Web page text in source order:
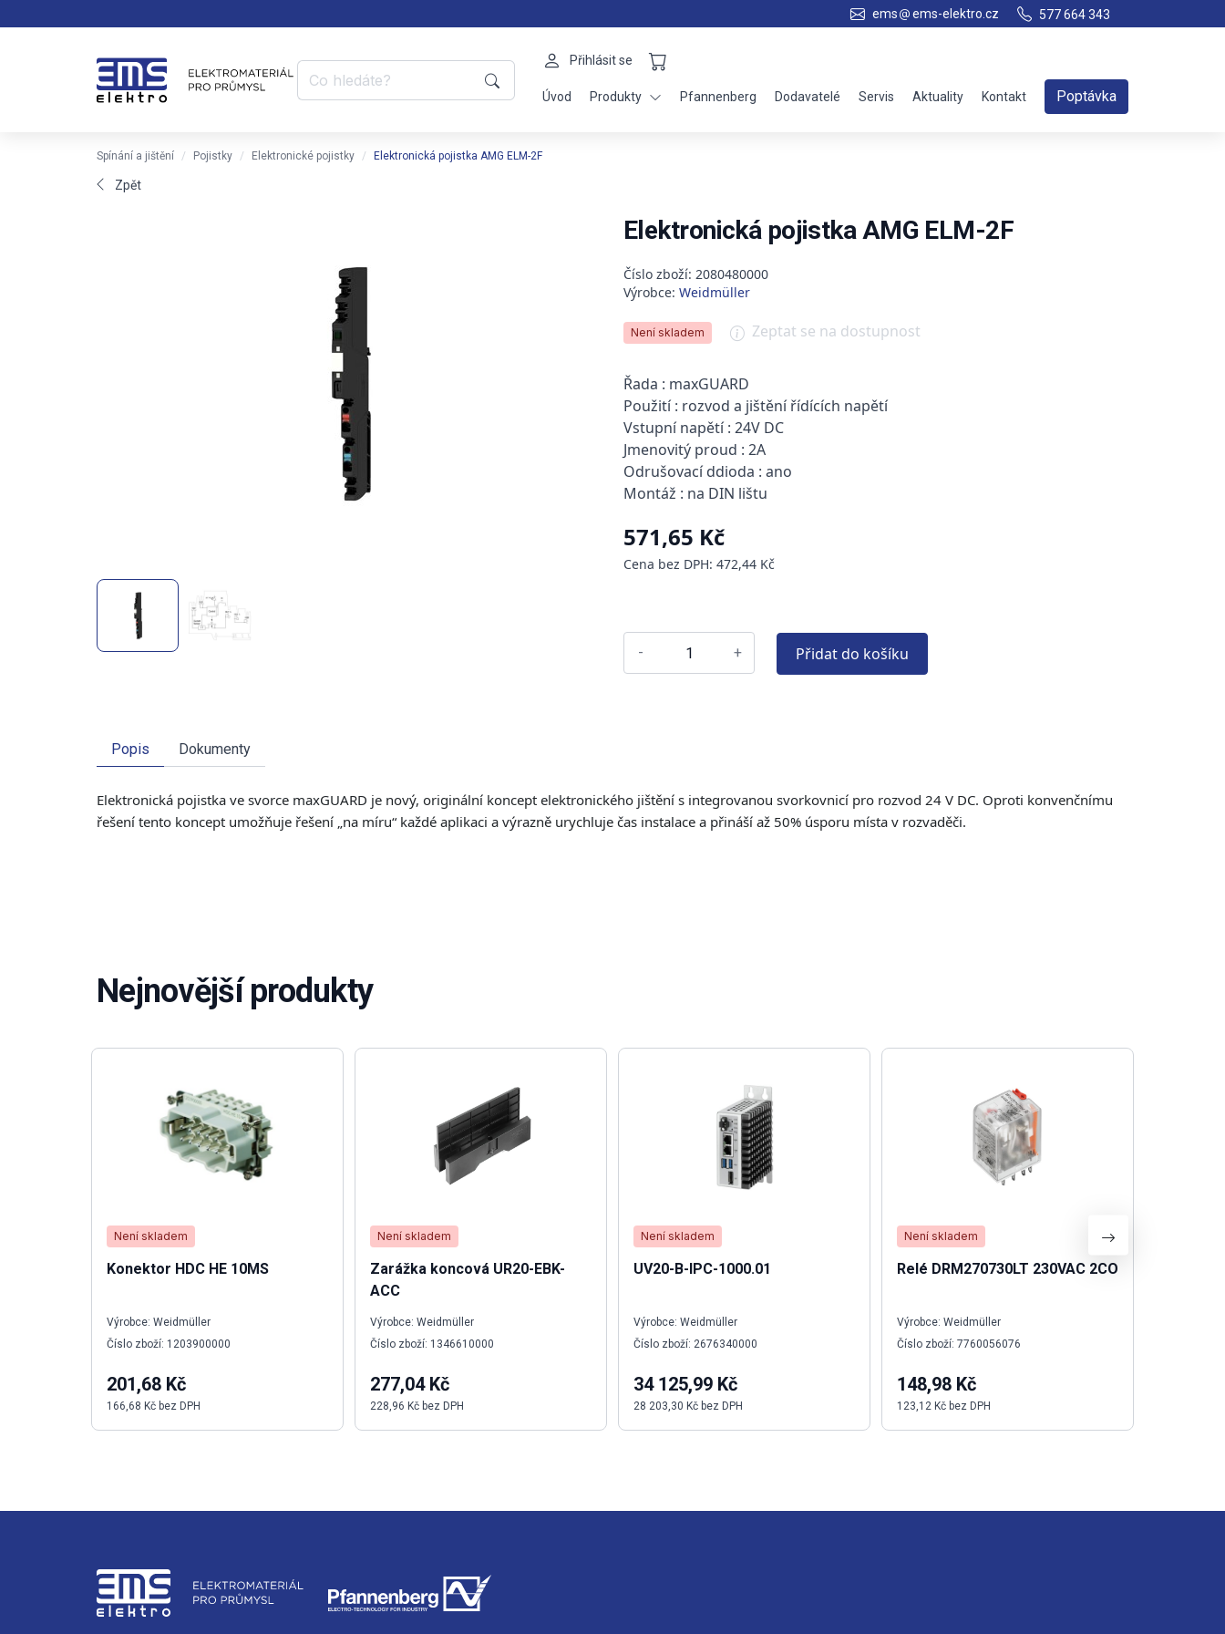
ems ems-elektro.cz 577 664 343
Přihlásit se
Úvod Produkty Pfannenberg Dodavatelé Servis Aktuality Kontakt Poptávka
Spínání a jištění Pojistky Elektronické pojistky Elektronická pojistka AMG ELM-2F
Zpět
Elektronická pojistka AMG ELM-2F
Číslo zboží: 2080480000
Výrobce: Weidmüller
Není skladem Zeptat se na dostupnost
Řada : maxGUARD
Použití : rozvod a jištění řídících napětí
Vstupní napětí : 24V DC
Jmenovitý proud : 2A
Odrušovací ddioda : ano
Montáž : na DIN lištu
571,65 Kč
Cena bez DPH: 472,44 Kč
- + Přidat do košíku
Popis Dokumenty
Elektronická pojistka ve svorce maxGUARD je nový, originální koncept elektronického jištění s integrovanou svorkovnicí pro rozvod 24 V DC. Oproti konvenčnímu
řešení tento koncept umožňuje řešení „na míru“ každé aplikaci a výrazně urychluje čas instalace a přináší až 50% úsporu místa v rozvaděči.
Nejnovější produkty
Není skladem
Konektor HDC HE 10MS
Výrobce: Weidmüller
Číslo zboží: 1203900000
201,68 Kč
166,68 Kč bez DPH
Není skladem
Zarážka koncová UR20-EBK-
ACC
Výrobce: Weidmüller
Číslo zboží: 1346610000
277,04 Kč
228,96 Kč bez DPH
Není skladem
UV20-B-IPC-1000.01
Výrobce: Weidmüller
Číslo zboží: 2676340000
34 125,99 Kč
28 203,30 Kč bez DPH
Není skladem
Relé DRM270730LT 230VAC 2CO
Výrobce: Weidmüller
Číslo zboží: 7760056076
148,98 Kč
123,12 Kč bez DPH